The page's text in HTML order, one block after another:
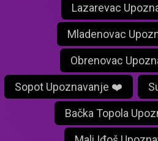
Lazarevac
Mladenovac
Obrenovac
Sopot Upoznavanje ❤️
Bačka Topola